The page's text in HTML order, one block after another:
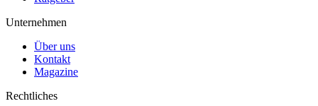
Unternehmen
Über uns
Kontakt
Magazine
Rechtliches